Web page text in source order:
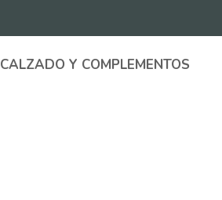
CALZADO Y COMPLEMENTOS